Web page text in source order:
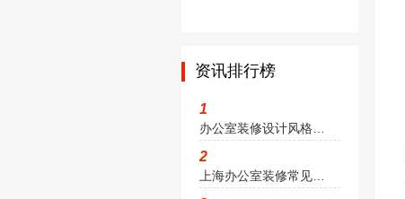
资讯排行榜
1
办公室装修设计风格与品牌文化相互协调
2
上海办公室装修常见问题与解决方案